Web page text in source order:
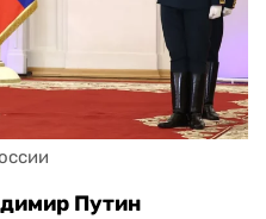
Путин